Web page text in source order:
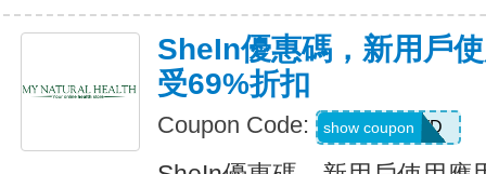
SheIn優惠碼，新用戶
受69%折扣
Coupon Code: HR2TQWD
show coupon